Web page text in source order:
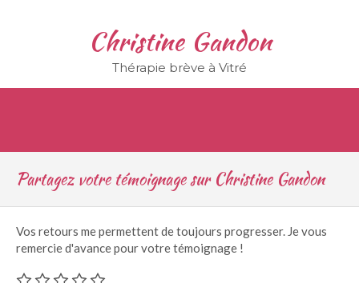
Christine Gandon
Thérapie brève à Vitré
Partagez votre témoignage sur Christine Gandon
Vos retours me permettent de toujours progresser. Je vous
remercie d'avance pour votre témoignage !